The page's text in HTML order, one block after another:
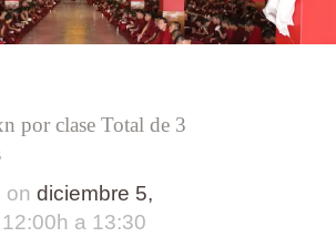
por clase Total de 3
on diciembre 5,
12:00h a 13:30